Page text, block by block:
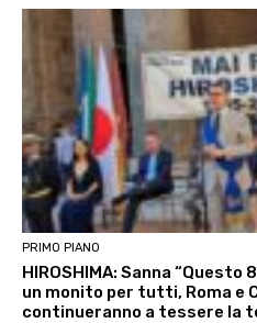
PRIMO PIANO
HIROSHIMA: Sanna
un monito per tutti, Roma e
continueranno a tessere la